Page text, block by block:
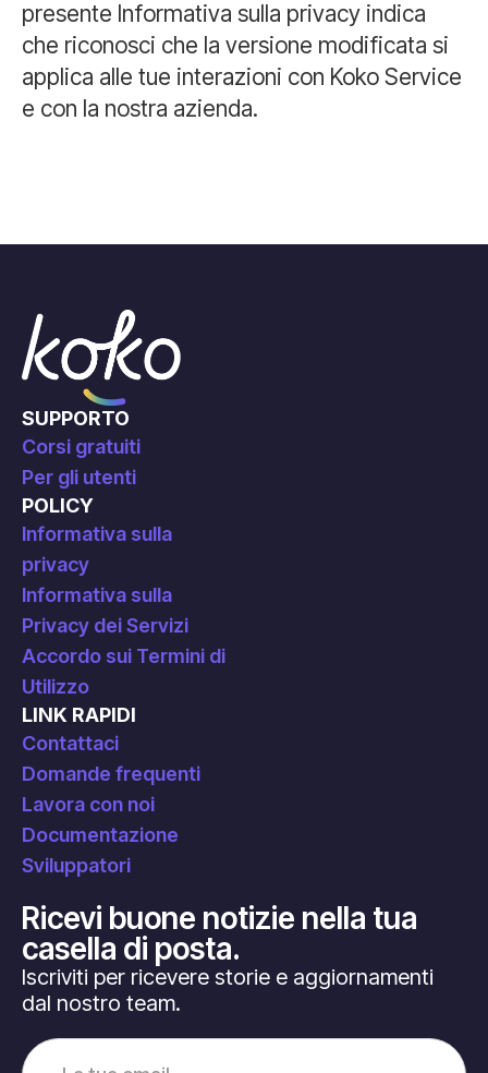
presente Informativa sulla privacy indica
che riconosci che la versione modificata si
applica alle tue interazioni con Koko Service
e con la nostra azienda.
SUPPORTO
Corsi gratuiti
Per gli utenti
POLICY
Informativa sulla
privacy
Informativa sulla
Privacy dei Servizi
Accordo sui Termini di
Utilizzo
LINK RAPIDI
Contattaci
Domande frequenti
Lavora con noi
Documentazione
Sviluppatori
Ricevi buone notizie nella tua
casella di posta.
Iscriviti per ricevere storie e aggiornamenti
dal nostro team.